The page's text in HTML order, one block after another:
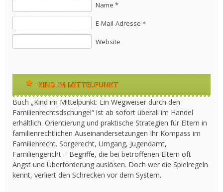
Name *
E-Mail-Adresse *
Website
KIND IM MITTELPUNKT
Buch „Kind im Mittelpunkt: Ein Wegweiser durch den
Familienrechtsdschungel“ ist ab sofort überall im Handel
erhältlich. Orientierung und praktische Strategien für Eltern in
familienrechtlichen Auseinandersetzungen Ihr Kompass im
Familienrecht. Sorgerecht, Umgang, Jugendamt,
Familiengericht – Begriffe, die bei betroffenen Eltern oft
Angst und Überforderung auslösen. Doch wer die Spielregeln
kennt, verliert den Schrecken vor dem System.